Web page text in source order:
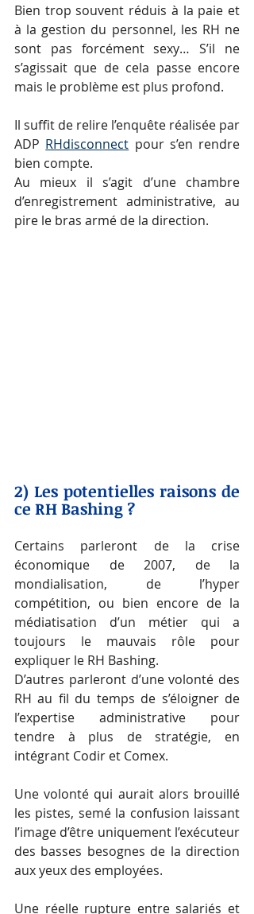
Bien trop souvent réduis à la paie et
à la gestion du personnel, les RH ne
sont pas forcément sexy… S’il ne
s’agissait que de cela passe encore
mais le problème est plus profond.
Il suffit de relire l’enquête réalisée par
ADP RHdisconnect pour s’en rendre
bien compte.
Au mieux il s’agit d’une chambre
d’enregistrement administrative, au
pire le bras armé de la direction.
2) Les potentielles raisons de
ce RH Bashing ?
Certains parleront de la crise
économique de 2007, de la
mondialisation, de l’hyper
compétition, ou bien encore de la
médiatisation d’un métier qui a
toujours le mauvais rôle pour
expliquer le RH Bashing.
D’autres parleront d’une volonté des
RH au fil du temps de s’éloigner de
l’expertise administrative pour
tendre à plus de stratégie, en
intégrant Codir et Comex.
Une volonté qui aurait alors brouillé
les pistes, semé la confusion laissant
l’image d’être uniquement l’exécuteur
des basses besognes de la direction
aux yeux des employées.
Une réelle rupture entre salariés et